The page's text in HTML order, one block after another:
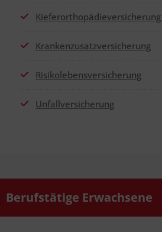
Kie­fer­or­tho­pä­die­ver­si­che­rung
Kran­ken­zu­satz­ver­si­che­rung
Risi­ko­le­bens­ver­si­che­rung
Unfall­ver­si­che­rung
Berufs­tä­ti­ge Erwachsene